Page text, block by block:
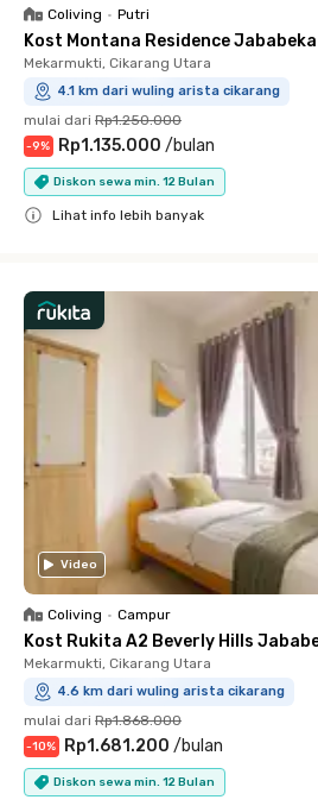
Coliving • Putri
Kost Montana Residence
Mekarmukti, Cikarang Utara
4.1 km dari wuling arista cikarang
mulai dari Rp1.250.000
-9% Rp1.135.000 /bulan
Diskon sewa min. 12 Bulan
Lihat info lebih banyak
Video
Coliving • Campur
Kost Rukita A2 Beverly Hills
Mekarmukti, Cikarang Utara
4.6 km dari wuling arista cikarang
mulai dari Rp1.868.000
-10% Rp1.681.200 /bulan
Diskon sewa min. 12 Bulan